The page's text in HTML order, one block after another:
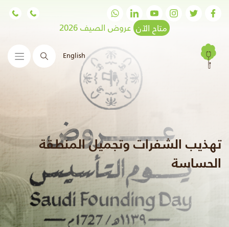
متاح الآن عروض الصيف 2026
English البحث
تهذيب الشفرات وتجميل المنطقة
الحساسة